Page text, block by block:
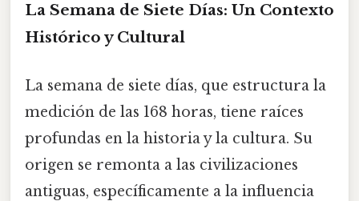
La Semana de Siete Días: Un Contexto
Histórico y Cultural
La semana de siete días, que estructura la
medición de las 168 horas, tiene raíces
profundas en la historia y la cultura. Su
origen se remonta a las civilizaciones
antiguas, específicamente a la influencia